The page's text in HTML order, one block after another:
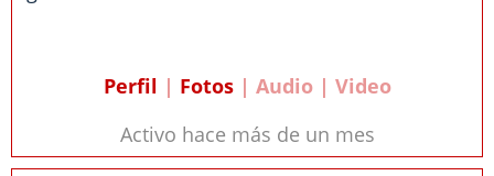
Perfil | Fotos| Audio | Video
Activo hace más de un mes